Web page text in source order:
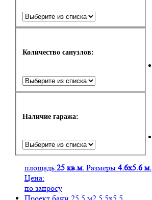
Количество санузлов:
Наличие гаража:
площадь:25 кв.м. Размеры:4.6х5.6 м.
Цена:
по запросу